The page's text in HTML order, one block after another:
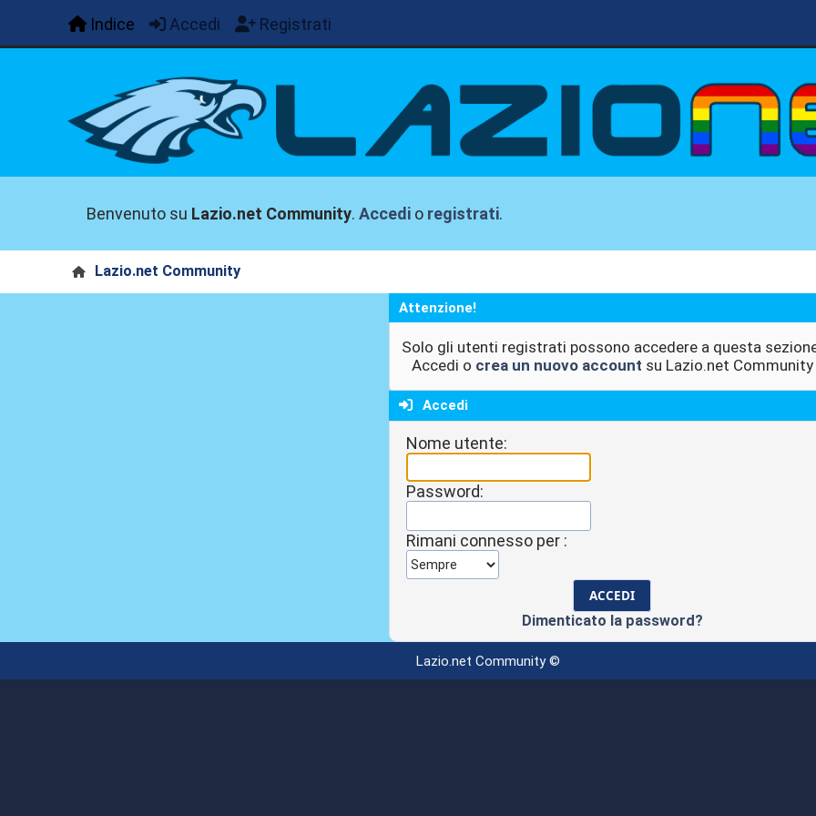
Indice Accedi Registrati
Benvenuto su Lazio.net Community.Accedi o registrati.
Lazio.net Community
Attenzione!
Solo gli utenti registrati possono accedere a questa
Accedi o crea un nuovo account su Lazio.net Community
Accedi
Nome utente:
Password:
Rimani connesso per :
Dimenticato la password?
Lazio.net Community ©